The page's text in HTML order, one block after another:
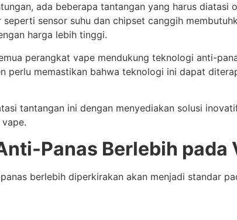
ada beberapa tantangan yang harus diatasi
sensor suhu dan chipset canggih
harga lebih tinggi.
perangkat vape mendukung teknologi anti-
perlu memastikan bahwa teknologi ini dapat
tantangan ini dengan menyediakan solusi
Panas Berlebih pada
berlebih diperkirakan akan menjadi standar